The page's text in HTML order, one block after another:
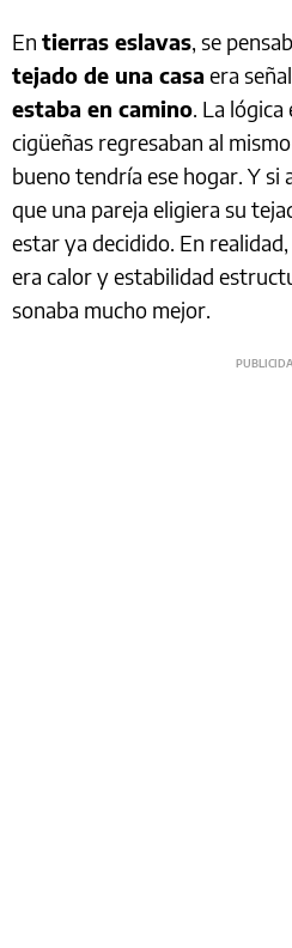
En tierras eslavas, se
tejado de una casa era
estaba en camino. La lógica
cigüeñas regresaban al
bueno tendría ese hogar. Y si
que una pareja eligiera su
estar ya decidido. En
era calor y estabilidad
sonaba mucho mejor.